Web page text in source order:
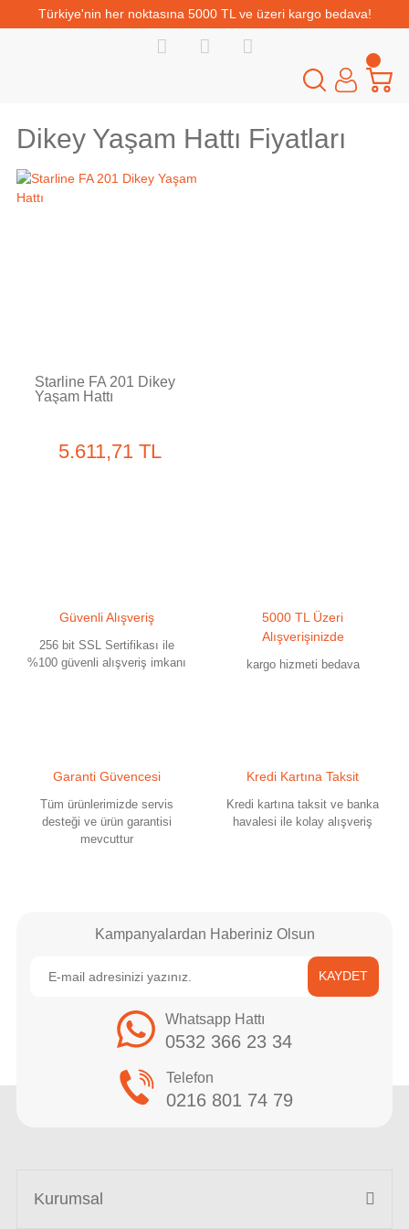
Türkiye'nin her noktasına 5000 TL ve üzeri kargo bedava!
Dikey Yaşam Hattı Fiyatları
Starline FA 201 Dikey
Yaşam Hattı
5.611,71 TL
Güvenli Alışveriş
256 bit SSL Sertifikası ile
%100 güvenli alışveriş imkanı
5000 TL Üzeri
Alışverişinizde
kargo hizmeti bedava
Garanti Güvencesi
Tüm ürünlerimizde servis
desteği ve ürün garantisi
mevcuttur
Kredi Kartına Taksit
Kredi kartına taksit ve banka
havalesi ile kolay alışveriş
Kampanyalardan Haberiniz Olsun
KAYDET
Whatsapp Hattı
0532 366 23 34
Telefon
0216 801 74 79
Kurumsal